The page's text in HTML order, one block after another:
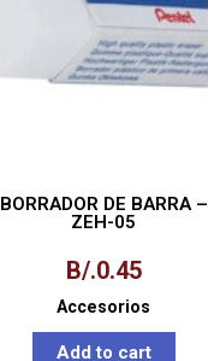
BORRADOR DE BARRA –
ZEH-05
B/.0.45
Accesorios
Add to cart